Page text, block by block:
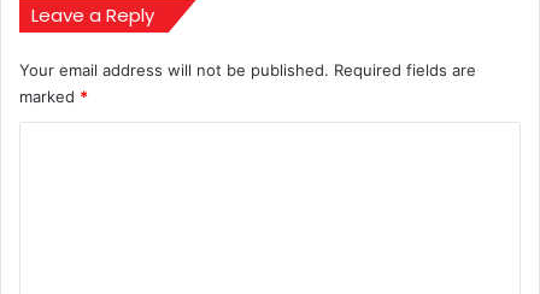
तैयारी,
वैश्विक
टेंडर
Leave a Reply
Your email address will not be published. Required fields are
marked *